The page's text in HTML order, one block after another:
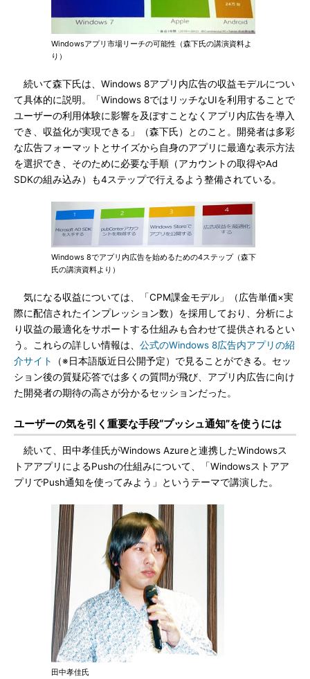
Windowsアプリ市場リーチの可能性（森下氏の講演資料よ
り）
続いて森下氏は、Windows 8アプリ内広告の収益モデルについ
て具体的に説明。「Windows 8ではリッチなUIを利用することで
ユーザーの利用体験に影響を及ぼすことなくアプリ内広告を導入
でき、収益化が実現できる」（森下氏）とのこと。開発者は多彩
な広告フォーマットとサイズから自身のアプリに最適な表示方法
を選択でき、そのために必要な手順（アカウントの取得やAd
SDKの組み込み）も4ステップで行えるよう整備されている。
Windows 8でアプリ内広告を始めるための4ステップ（森下
氏の講演資料より）
気になる収益については、「CPM課金モデル」（広告単価×実
際に配信されたインプレッション数）を採用しており、分析によ
り収益の最適化をサポートする仕組みも合わせて提供されるとい
う。これらの詳しい情報は、 公式のWindows 8広告内アプリの紹
介サイト
（※日本語版近日公開予定）で見ることができる。セッ
ション後の質疑応答では多くの質問が飛び、アプリ内広告に向け
た開発者の期待の高さが分かるセッションだった。
ユーザーの気を引く重要な手段“プッシュ通知”を使うには
続いて、田中孝佳氏がWindows Azureと連携したWindowsス
トアアプリによるPushの仕組みについて、「Windowsストアア
プリでPush通知を使ってみよう」というテーマで講演した。
田中孝佳氏